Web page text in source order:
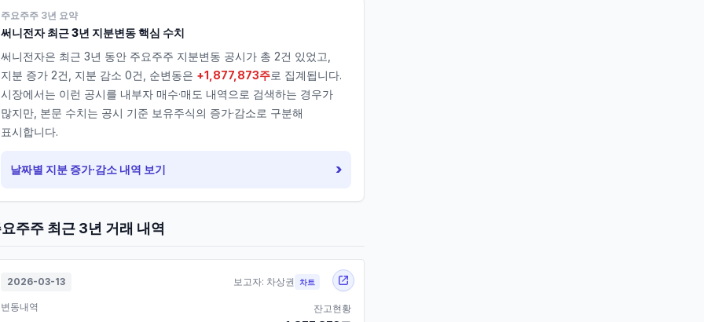
주요주주 3년 요약
써니전자최근 3년 지분변동 핵심 수치
써니전자은 최근 3년 동안 주요주주 지분변동 공시가 총 2건 있었고,
지분 증가 2건, 지분 감소 0건, 순변동은 +1,877,873주로 집계됩니다.
시장에서는 이런 공시를 내부자 매수·매도 내역으로 검색하는 경우가
많지만, 본문 수치는 공시 기준 보유주식의 증가·감소로 구분해
표시합니다.
날짜별 지분 증가·감소 내역 보기 ›
주주 최근 3년 거래 내역
2026-03-13 보고자: 차상권 차트
변동내역
잔고현황